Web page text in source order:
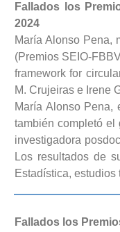
Fallados los
2024
María Alonso Pena,
(Premios SEIO-
framework for
M. Crujeiras e Irene
María Alonso Pena,
también completó el
investigadora
Los resultados de
Estadística,
Fallados los